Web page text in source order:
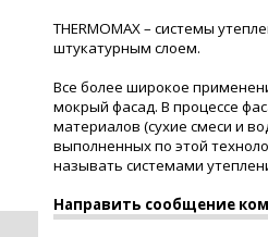
THERMOMAX – системы
штукатурным слоем.
Все более широкое
мокрый фасад. В процессе
материалов (сухие смеси и
выполненных по этой
называть системами
Направить сообщение